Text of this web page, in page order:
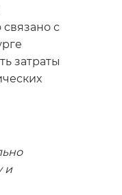
с
затраты
и